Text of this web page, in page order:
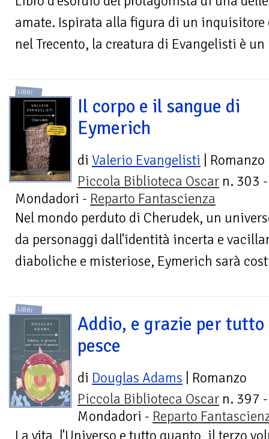
amate. Ispirata alla figura di un inquisitore
nel Trecento, la creatura di Evangelisti è
LIBRI
Il corpo e il sangue di
Eymerich
di Valerio Evangelisti | Romanzo
Piccola Biblioteca Oscar n. 303 -
Mondadori - Reparto Fantascienza
Nel mondo perduto di Cherudek, un
da personaggi dall'identità incerta e
diaboliche e misteriose, Eymerich sarà
LIBRI
Addio, e grazie per
pesce
di Douglas Adams | Romanzo
Piccola Biblioteca Oscar n. 397 -
Mondadori - Reparto